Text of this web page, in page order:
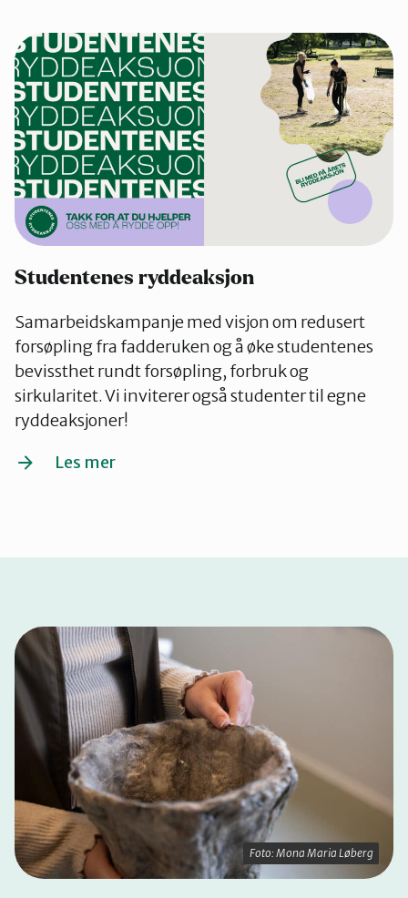
Studentenes ryddeaksjon
Samarbeidskampanje med visjon om redusert
forsøpling fra fadderuken og å øke studentenes
bevissthet rundt forsøpling, forbruk og
sirkularitet. Vi inviterer også studenter til egne
ryddeaksjoner!
Les mer
Foto: Mona Maria Løberg